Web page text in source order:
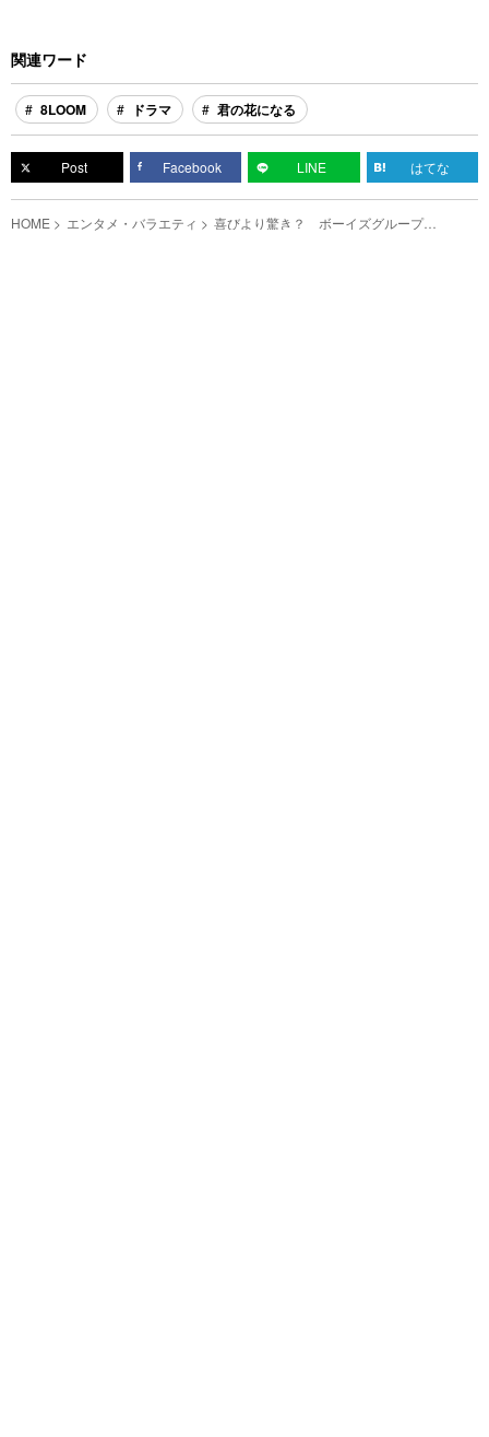
関連ワード
8LOOM ドラマ 君の花になる
Post Facebook LINE はてな
HOME エンタメ・バラエティ 喜びより驚き？ ボーイズグループ
『8LOOM』のオーディション&合格発表シー